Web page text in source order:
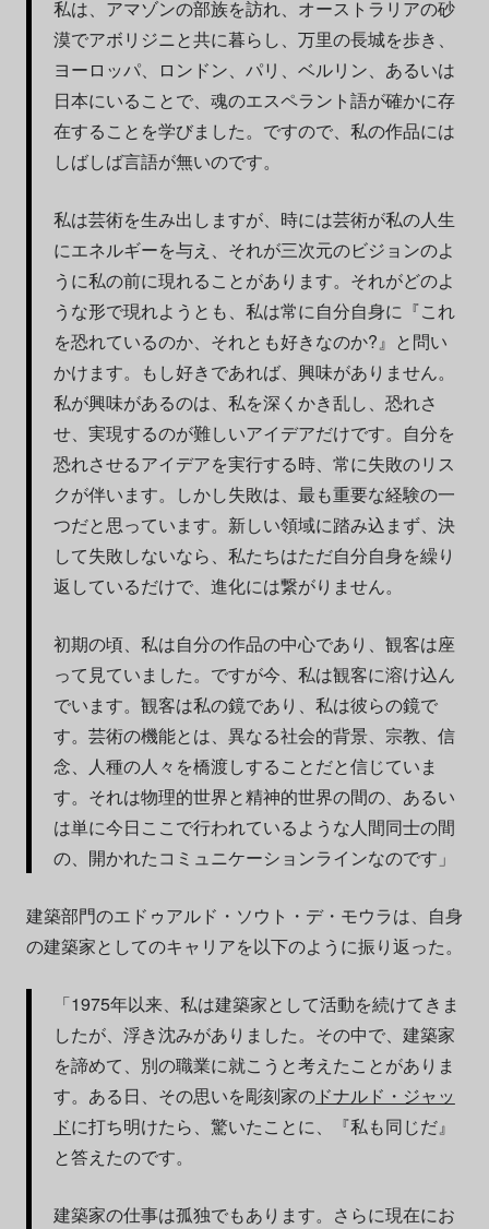
私は、アマゾンの部族を訪れ、オーストラリアの砂
漠でアボリジニと共に暮らし、万里の長城を歩き、
ヨーロッパ、ロンドン、パリ、ベルリン、あるいは
日本にいることで、魂のエスペラント語が確かに存
在することを学びました。ですので、私の作品には
しばしば言語が無いのです。
私は芸術を生み出しますが、時には芸術が私の人生
にエネルギーを与え、それが三次元のビジョンのよ
うに私の前に現れることがあります。それがどのよ
うな形で現れようとも、私は常に自分自身に『これ
を恐れているのか、それとも好きなのか?』と問い
かけます。もし好きであれば、興味がありません。
私が興味があるのは、私を深くかき乱し、恐れさ
せ、実現するのが難しいアイデアだけです。自分を
恐れさせるアイデアを実行する時、常に失敗のリス
クが伴います。しかし失敗は、最も重要な経験の一
つだと思っています。新しい領域に踏み込まず、決
して失敗しないなら、私たちはただ自分自身を繰り
返しているだけで、進化には繋がりません。
初期の頃、私は自分の作品の中心であり、観客は座
って見ていました。ですが今、私は観客に溶け込ん
でいます。観客は私の鏡であり、私は彼らの鏡で
す。芸術の機能とは、異なる社会的背景、宗教、信
念、人種の人々を橋渡しすることだと信じていま
す。それは物理的世界と精神的世界の間の、あるい
は単に今日ここで行われているような人間同士の間
の、開かれたコミュニケーションラインなのです」
建築部門のエドゥアルド・ソウト・デ・モウラは、自身
の建築家としてのキャリアを以下のように振り返った。
「1975年以来、私は建築家として活動を続けてきま
したが、浮き沈みがありました。その中で、建築家
を諦めて、別の職業に就こうと考えたことがありま
す。ある日、その思いを彫刻家のドナルド・ジャッ
ドに打ち明けたら、驚いたことに、『私も同じだ』
と答えたのです。
建築家の仕事は孤独でもあります。さらに現在にお